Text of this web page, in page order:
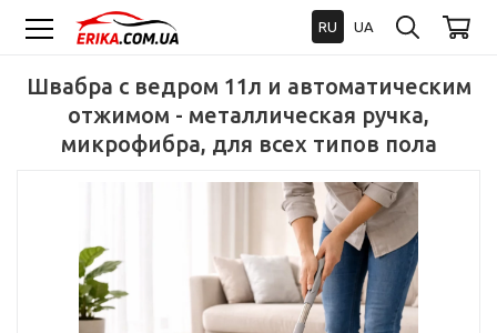
RU UA
Швабра с ведром 11л и автоматическим
отжимом - металлическая ручка,
микрофибра, для всех типов пола